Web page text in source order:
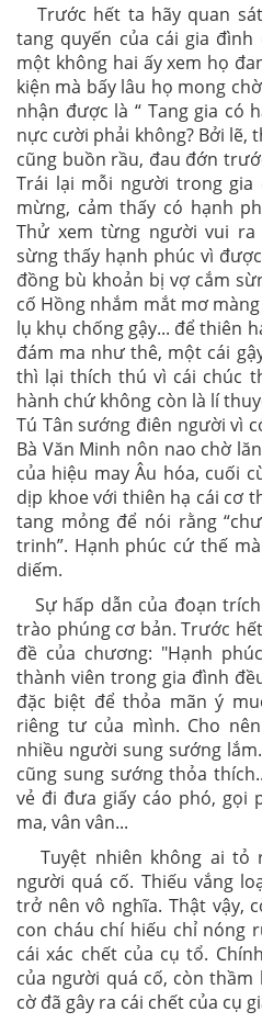
Trước hết ta hãy quan
tang quyến của cái gia
một không hai ấy xem họ
kiện mà bấy lâu họ mong
nhận được là “ Tang gia có
nực cười phải không? Bởi lẽ,
cũng buồn rầu, đau đớn
Trái lại mỗi người trong
mừng, cảm thấy có hạnh
Thử xem từng người vui ra
sừng thấy hạnh phúc vì
đồng bù khoản bị vợ cắm
cố Hồng nhắm mắt mơ
lụ khụ chống gậy... để thiên
đám ma như thê, một cái
thì lại thích thú vì cái chúc
hành chứ không còn là lí
Tú Tân sướng điên người vì
Bà Văn Minh nôn nao chờ
của hiệu may Âu hóa, cuối
dịp khoe với thiên hạ cái cơ
tang mỏng để nói rằng
trinh”. Hạnh phúc cứ thế
diếm.
Sự hấp dẫn của đoạn
trào phúng cơ bản. Trước
đề của chương: "Hạnh
thành viên trong gia đình
đặc biệt để thỏa mãn ý
riêng tư của mình. Cho
nhiều người sung sướng
cũng sung sướng thỏa
vẻ đi đưa giấy cáo phó, gọi
ma, vân vân...
Tuyệt nhiên không ai tỏ
người quá cố. Thiếu vắng
trở nên vô nghĩa. Thật vậy,
con cháu chí hiếu chỉ nóng
cái xác chết của cụ tổ.
của người quá cố, còn
cờ đã gây ra cái chết của cụ